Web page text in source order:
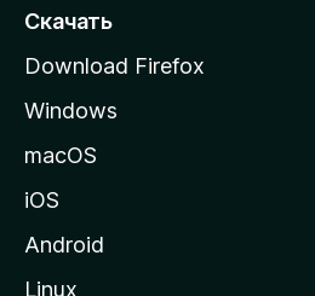
т
а
н
у
M
Скачать
Download Firefox
Windows
macOS
iOS
Android
Linux